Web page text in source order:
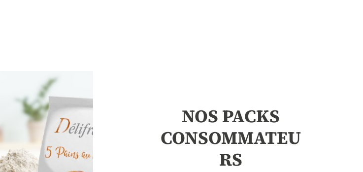
NOS PACKS
CONSOMMATEU
RS